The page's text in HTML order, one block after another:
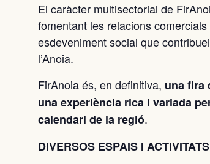
El caràcter multisectorial de
fomentant les relacions
esdeveniment social que
l’Anoia.
FirAnoia és, en definitiva, una fira
una experiència rica i variada
calendari de la regió.
DIVERSOS ESPAIS I